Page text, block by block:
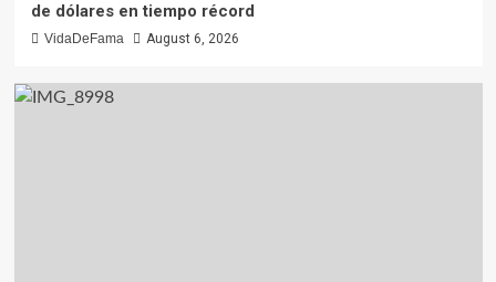
de dólares en tiempo récord
VidaDeFama August 6, 2026